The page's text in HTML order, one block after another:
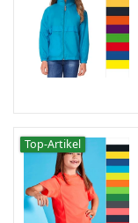
Top-Artikel